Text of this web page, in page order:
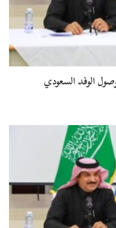
الوفد السعودي